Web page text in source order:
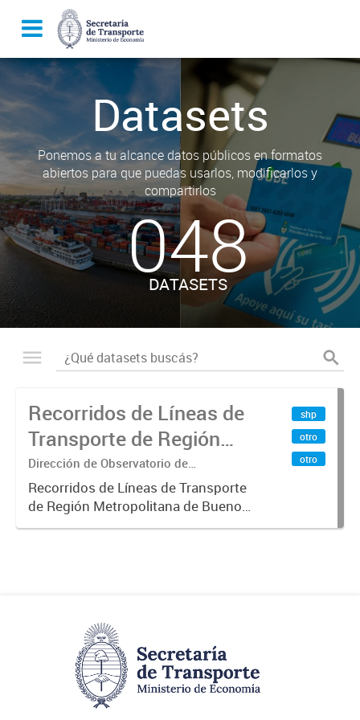
Datasets
Ponemos a tu alcance datos públicos en formatos
abiertos para que puedas usarlos, modificarlos y
compartirlos
048
DATASETS
Recorridos de Líneas de
Transporte de Región
Metropolitana de
Buenos Aires (RMBA)
Dirección de Observatorio de
Transporte, Estudio y Sistemas
Recorridos de Líneas de Transporte
de Región Metropolitana de Buenos
Aires (RMBA).-
shp
otro
otro